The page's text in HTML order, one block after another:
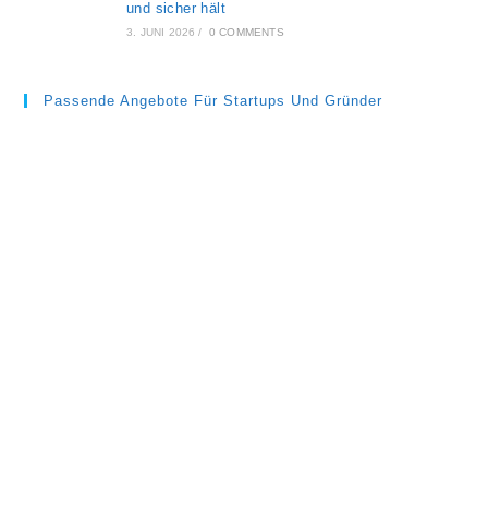
und sicher hält
3. JUNI 2026 / 0 COMMENTS
Passende Angebote Für Startups Und Gründer